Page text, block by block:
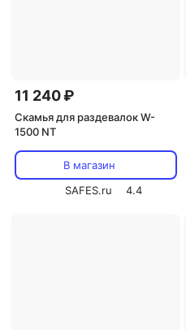
11 240 ₽
Скамья для раздевалок W-
1500 NT
В магазин
SAFES.ru
4.4